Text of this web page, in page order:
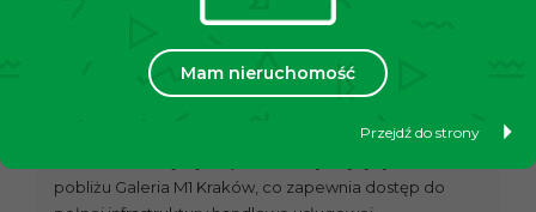
Mam nieruchomość
Przejdź do strony
kredyt hipoteczny.
Sporym atutem nieruchomości jest jej lokalizacja,
pobliżu Galeria M1 Kraków, co zapewnia dostęp do